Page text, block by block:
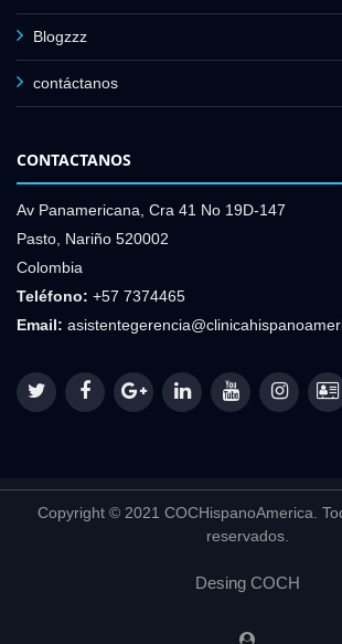
Blogzzz
contáctanos
CONTACTANOS
Av Panamericana, Cra 41 No 19D-147
Pasto, Nariño 520002
Colombia
Teléfono: +57 7374465
Email:
Copyright © 2021 COCHispanoAmerica.
reservados.
Desing COCH